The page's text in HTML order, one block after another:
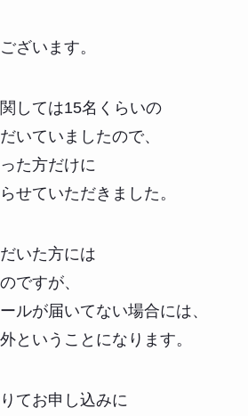
ざいます。
しては15名くらいの
いていましたので、
た方だけに
せていただきました。
いた方には
ですが、
ルが届いてない場合には、
ということになります。
てお申し込みに